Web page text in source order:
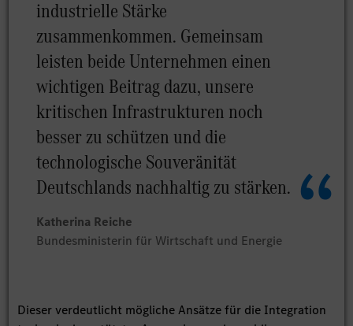
industrielle Stärke
zusammenkommen. Gemeinsam
leisten beide Unternehmen einen
wichtigen Beitrag dazu, unsere
kritischen Infrastrukturen noch
besser zu schützen und die
technologische Souveränität
Deutschlands nachhaltig zu stärken.
Katherina Reiche
Bundesministerin für Wirtschaft und Energie
Dieser verdeutlicht mögliche Ansätze für die Integration